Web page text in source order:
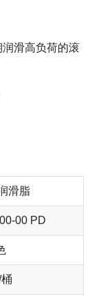
滑高负荷的滚
滑脂
00 PD